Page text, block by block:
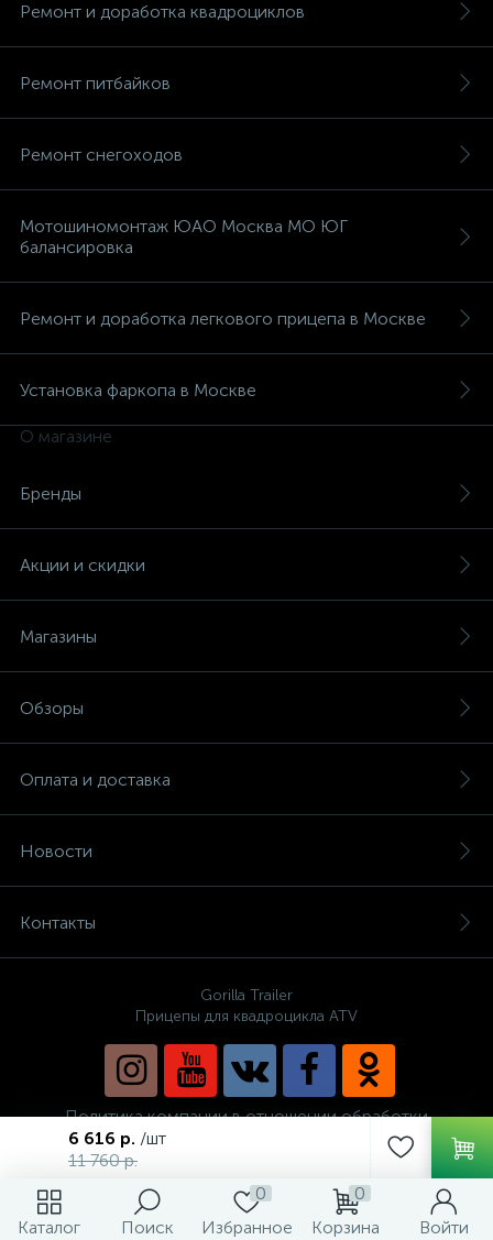
Каталог Поиск
0
Избранное
0
Корзина
Войти
6 616 р. /шт
11 760 р.
Ремонт и доработка квадроциклов
Ремонт питбайков
Ремонт снегоходов
Мотошиномонтаж ЮАО Москва МО ЮГ
балансировка
Ремонт и доработка легкового прицепа в Москве
Установка фаркопа в Москве
О магазине
Бренды
Акции и скидки
Магазины
Обзоры
Оплата и доставка
Новости
Контакты
Gorilla Trailer
Прицепы для квадроцикла ATV
Политика компании в отношении обработки
персональных данных